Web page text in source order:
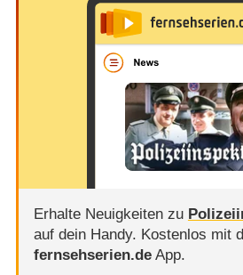
Erhalte Neuigkeiten zu
auf dein Handy. Kostenlos mit
fernsehserien.deApp.